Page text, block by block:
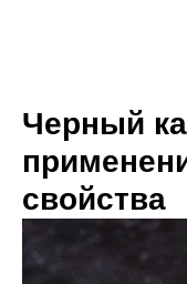
Черный
свойства